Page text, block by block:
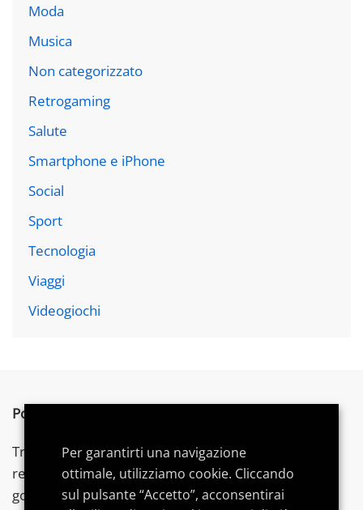
Moda
Musica
Non categorizzato
Retrogaming
Salute
Smartphone e iPhone
Social
Sport
Tecnologia
Viaggi
Videogiochi
Postword.it
Troverai articoli su tecnologia,videogames
recensioni, consigli di acquisto eguidededicate per
goderti al meglio le tuepassioni.
Per garantirti una navigazione
ottimale, utilizziamo cookie. Cliccando
sul pulsante “Accetto”, acconsentirai